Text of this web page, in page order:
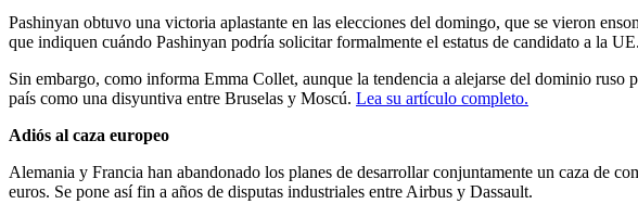
Pashinyan obtuvo una victoria aplastante en las elecciones del domingo, que se vieron
que indiquen cuándo Pashinyan podría solicitar formalmente el estatus de candidato a la UE.
Sin embargo, como informa Emma Collet, aunque la tendencia a alejarse del dominio ruso
país como una disyuntiva entre Bruselas y Moscú. Lea su artículo completo.
Adiós al caza europeo
Alemania y Francia han abandonado los planes de desarrollar conjuntamente un caza de
euros. Se pone así fin a años de disputas industriales entre Airbus y Dassault.